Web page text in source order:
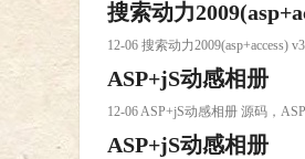
搜索动力
12-06 搜索动力2009(asp+access)
ASP+jS动感相册
12-06 ASP+jS动感相册 源码，
ASP+jS动感相册